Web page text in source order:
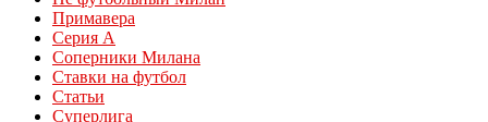
Примавера
Серия А
Соперники Милана
Ставки на футбол
Статьи
Суперлига